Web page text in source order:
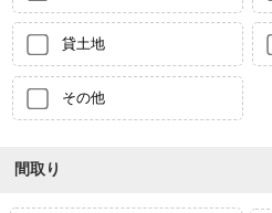
貸土地
その他
間取り